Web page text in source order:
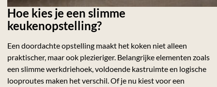
Hoe kies je een slimme
keukenopstelling?
Een doordachte opstelling maakt het koken niet alleen
praktischer, maar ook plezieriger. Belangrijke elementen zoals
een slimme werkdriehoek, voldoende kastruimte en logische
looproutes maken het verschil. Of je nu kiest voor een